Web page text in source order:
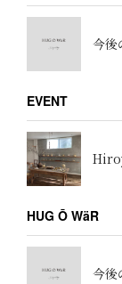
今後
EVENT
HUG Ō WäR
今後